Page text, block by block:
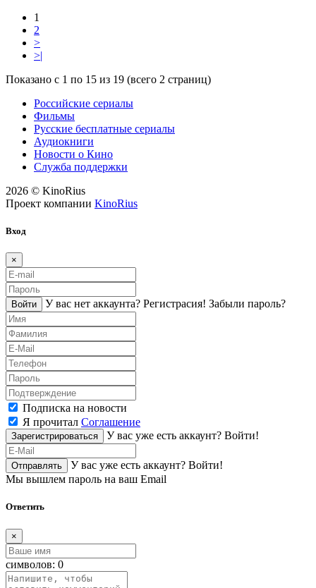
1
2
>
>|
Показано с 1 по 15 из 19 (всего 2 страниц)
Российские сериалы
Фильмы
Русские бесплатные сериалы
Аудиокниги
Новости о Кино
Служба поддержки
2026 © KinoRius
Проект компании KinoRius
Вход
×
Войти У вас нет аккаунта? Регистраcия! Забыли пароль?
Подписка на новости
Я прочитал Соглашение
Зарегистрироваться У вас уже есть аккаунт? Войти!
Отправлять У вас уже есть аккаунт? Войти!
Мы вышлем пароль на ваш Email
Ответить
×
символов: 0